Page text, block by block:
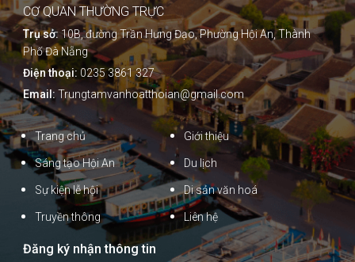
CƠ QUAN THƯỜNG TRỰC
Trụ sở: 10B, đường Trần Hưng Đạo, Phường Hội An, Thành
Phố Đà Nẵng
Điện thoại: 0235 3861 327
Email: Trungtamvanhoatthoian@gmail.com
Trang chủ Giới thiệu
Sáng tạo Hội An Du lịch
Sự kiện lễ hội Di sản văn hoá
Truyền thông Liên hệ
Đăng ký nhận thông tin